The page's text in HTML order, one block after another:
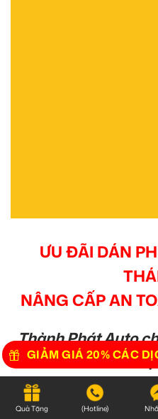
ƯU ĐÃI DÁN
NÂNG CẤP AN
Thành Phát Auto
sẽ
chương trình
khách
GIẢM GIÁ 20% CÁC
Quà Tặng (Hotline)